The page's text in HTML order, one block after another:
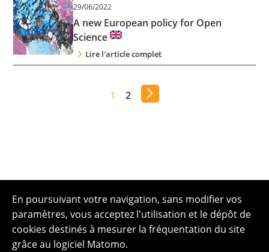
29/06/2022
A new European policy for Open
Science
Lire l'article complet
1 2
En poursuivant votre navigation, sans modifier vos
paramètres, vous acceptez l'utilisation et le dépôt de
cookies destinés à mesurer la fréquentation du site
grâce au logiciel Matomo.